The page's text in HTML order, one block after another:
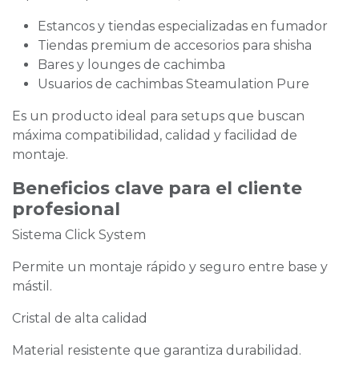
Estancos y tiendas especializadas en fumador
Tiendas premium de accesorios para shisha
Bares y lounges de cachimba
Usuarios de cachimbas Steamulation Pure
Es un producto ideal para setups que buscan
máxima compatibilidad, calidad y facilidad de
montaje.
Beneficios clave para el cliente
profesional
Sistema Click System
Permite un montaje rápido y seguro entre base y
mástil.
Cristal de alta calidad
Material resistente que garantiza durabilidad.